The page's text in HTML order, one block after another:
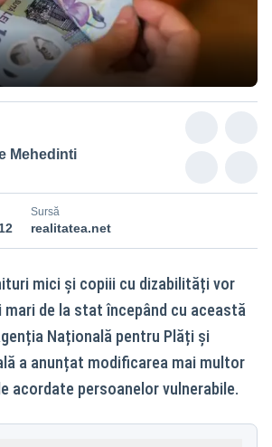
Mehedinti
Sursă
realitatea.net
mici și copiii cu dizabilități vor
mari de la stat începând cu această
Națională pentru Plăți și
a anunțat modificarea mai multor
acordate persoanelor vulnerabile.